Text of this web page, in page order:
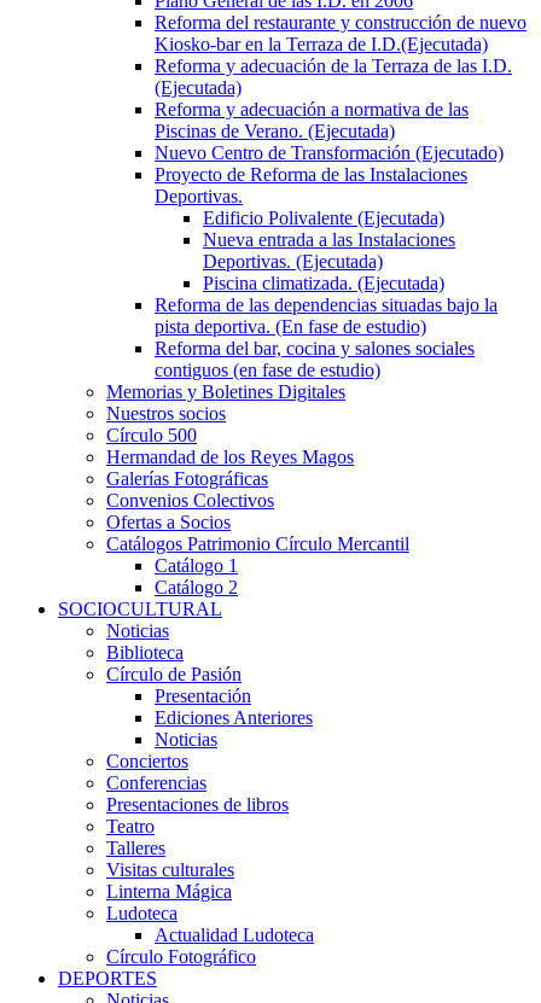
Reforma del restaurante y construcción de nuevo
Kiosko-bar en la Terraza de I.D.(Ejecutada)
Reforma y adecuación de la Terraza de las I.D.
(Ejecutada)
Reforma y adecuación a normativa de las
Piscinas de Verano. (Ejecutada)
Nuevo Centro de Transformación (Ejecutado)
Proyecto de Reforma de las Instalaciones
Deportivas.
Edificio Polivalente (Ejecutada)
Nueva entrada a las Instalaciones
Deportivas. (Ejecutada)
Piscina climatizada. (Ejecutada)
Reforma de las dependencias situadas bajo la
pista deportiva. (En fase de estudio)
Reforma del bar, cocina y salones sociales
contiguos (en fase de estudio)
Memorias y Boletines Digitales
Nuestros socios
Círculo 500
Hermandad de los Reyes Magos
Galerías Fotográficas
Convenios Colectivos
Ofertas a Socios
Catálogos Patrimonio Círculo Mercantil
Catálogo 1
Catálogo 2
SOCIOCULTURAL
Noticias
Biblioteca
Círculo de Pasión
Presentación
Ediciones Anteriores
Noticias
Conciertos
Conferencias
Presentaciones de libros
Teatro
Talleres
Visitas culturales
Linterna Mágica
Ludoteca
Actualidad Ludoteca
Círculo Fotográfico
DEPORTES